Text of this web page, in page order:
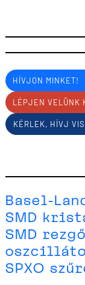
HÍVJON MINKET!
LÉPJEN VELÜNK
KÉRLEK, HÍVJ
Basel-
SMD
SMD
SPXO